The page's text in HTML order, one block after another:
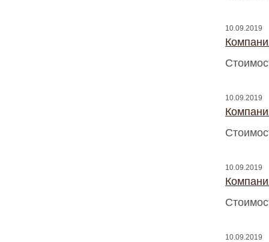
10.09.2019
10.09.2019
10.09.2019
10.09.2019